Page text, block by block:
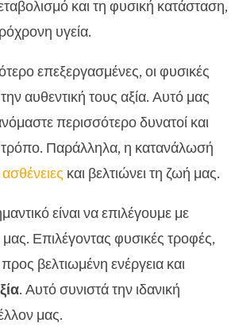
και τη φυσική κατάσταση,
υγεία.
επεξεργασμένες, οι φυσικές
αυθεντική τους αξία. Αυτό μας
περισσότερο δυνατοί και
τρόπο. Παράλληλα, η κατανάλωσή
ασθένειες και βελτιώνει τη ζωή μας.
είναι να επιλέγουμε με
Επιλέγοντας φυσικές τροφές,
βελτιωμένη ενέργεια και
. Αυτό συνιστά την ιδανική
μας.